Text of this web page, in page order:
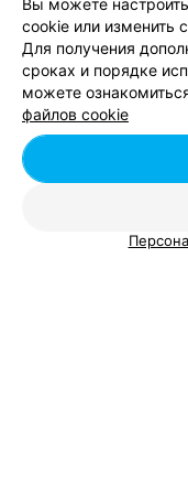
Общий ПСА
Цена по
Вы можете
cookie или изменить
Для получения
сроках и порядке
можете
файлов cookie